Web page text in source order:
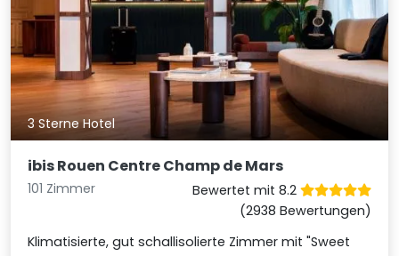
3 Sterne Hotel
ibis Rouen Centre Champ de Mars
101 Zimmer
Bewertet mit 8.2
(2938 Bewertungen)
Klimatisierte, gut schallisolierte Zimmer mit "Sweet